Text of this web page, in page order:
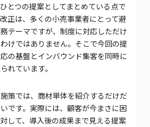
とつの提案としてまとめている点で
正は、多くの小売事業者にとって避
テーマですが、制度に対応しただけ
けではありません。そこで今回の提
の基盤とインバウンド集客を同時に
れています。
策では、商材単体を紹介するだけだ
です。実際には、顧客が今まさに困
して、導入後の成果まで見える提案